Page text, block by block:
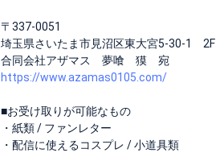
〒337-0051
埼玉県さいたま市見沼区東大宮5-30-1 2F
合同会社アザマス 夢喰 獏 宛
https://www.azamas0105.com/
■お受け取りが可能なもの
・紙類 / ファンレター
・配信に使えるコスプレ / 小道具類